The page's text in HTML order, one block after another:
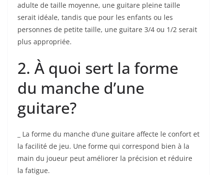
adulte de taille moyenne, une guitare pleine taille
serait idéale,⁤ tandis que pour ​les enfants ou les
personnes de petite taille, une guitare​ 3/4 ou 1/2 serait
plus ⁣appropriée.
2. À ⁢quoi sert la forme
du manche d’une
‌guitare?
_ La forme du manche ⁢d’une guitare affecte le confort et
la facilité de jeu. Une forme qui correspond bien à la
main du joueur peut⁤ améliorer la précision et réduire
la fatigue.